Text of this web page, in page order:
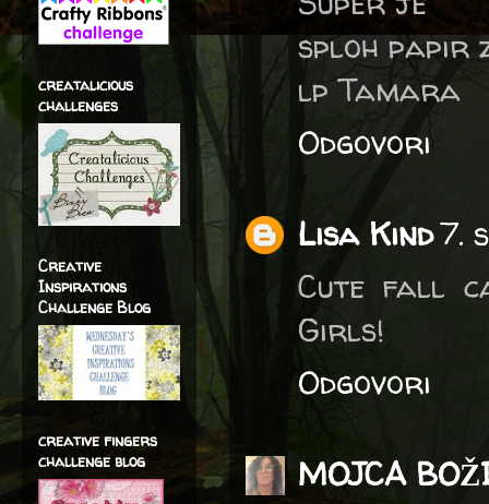
sploh papir
lp Tamara
Odgovori
Lisa Kind7.
Cute fall
Girls!
Odgovori
MOJCA
creatalicious
challenges
Creative
Inspirations
Challenge Blog
creative fingers
challenge blog